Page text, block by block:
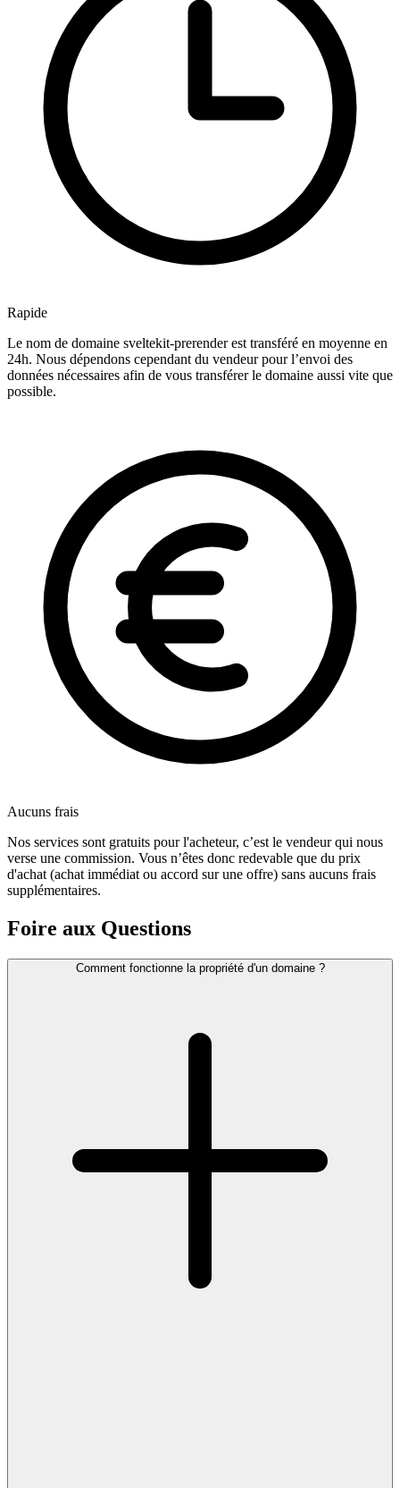
Rapide
Le nom de domaine sveltekit-prerender est transféré en moyenne en
24h. Nous dépendons cependant du vendeur pour l’envoi des
données nécessaires afin de vous transférer le domaine aussi vite que
possible.
Aucuns frais
Nos services sont gratuits pour l'acheteur, c’est le vendeur qui nous
verse une commission. Vous n’êtes donc redevable que du prix
d'achat (achat immédiat ou accord sur une offre) sans aucuns frais
supplémentaires.
Foire aux Questions
Comment fonctionne la propriété d'un domaine ?